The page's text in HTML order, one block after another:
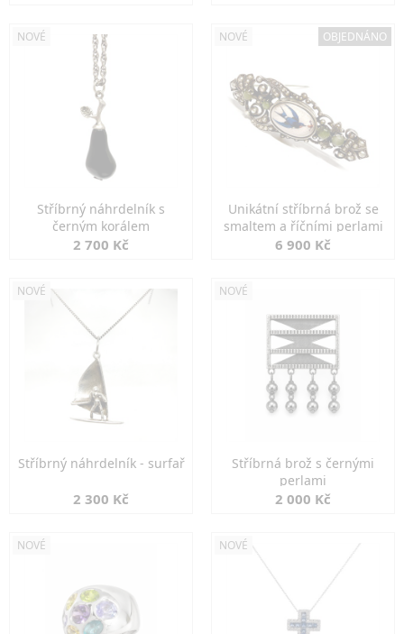
NOVÉ
Stříbrný náhrdelník s
černým korálem
2 700 Kč
NOVÉ OBJEDNÁNO
Unikátní stříbrná brož se
smaltem a říčními perlami
6 900 Kč
NOVÉ
Stříbrný náhrdelník - surfař
2 300 Kč
NOVÉ
Stříbrná brož s černými
perlami
2 000 Kč
NOVÉ NOVÉ